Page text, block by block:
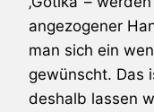
angezogener
man sich ein
gewünscht. Das
deshalb lassen